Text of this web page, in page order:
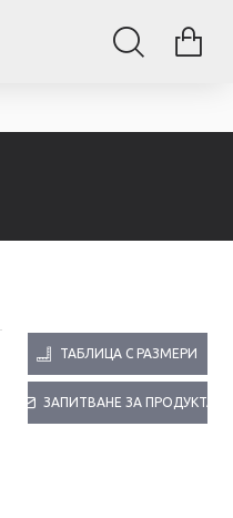
ТАБЛИЦА С РАЗМЕРИ
ЗАПИТВАНЕ ЗА ПРОДУКТА